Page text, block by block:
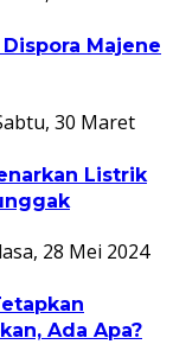
Majene
30 Maret
Listrik
28 Mei 2024
Ada Apa?